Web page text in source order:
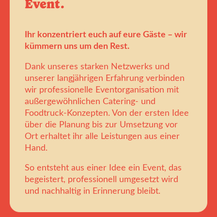
Event.
Ihr konzentriert euch auf eure Gäste – wir
kümmern uns um den Rest.
Dank unseres starken Netzwerks und
unserer langjährigen Erfahrung verbinden
wir professionelle Eventorganisation mit
außergewöhnlichen Catering- und
Foodtruck-Konzepten. Von der ersten Idee
über die Planung bis zur Umsetzung vor
Ort erhaltet ihr alle Leistungen aus einer
Hand.
So entsteht aus einer Idee ein Event, das
begeistert, professionell umgesetzt wird
und nachhaltig in Erinnerung bleibt.